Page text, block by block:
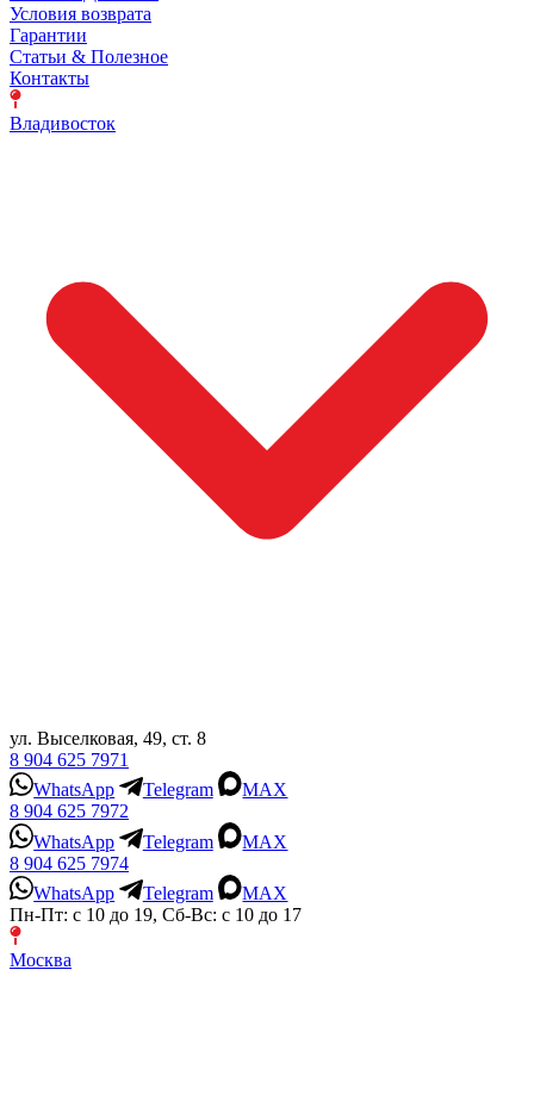
Условия возврата
Гарантии
Статьи & Полезное
Контакты
Владивосток
ул. Выселковая, 49, ст. 8
8 904 625 7971
WhatsApp
Telegram
MAX
8 904 625 7972
WhatsApp
Telegram
MAX
8 904 625 7974
WhatsApp
Telegram
MAX
Пн-Пт: с 10 до 19, Сб-Вс: с 10 до 17
Москва